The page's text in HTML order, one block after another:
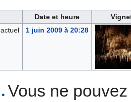
Date et heure
actuel
1 juin 2009 à 20:28
Vous ne